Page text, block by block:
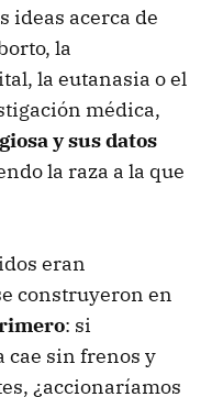
ideas acerca de
la
la eutanasia o el
médica,
y sus datos
la raza a la que
eran
construyeron en
: si
cae sin frenos y
¿accionaríamos